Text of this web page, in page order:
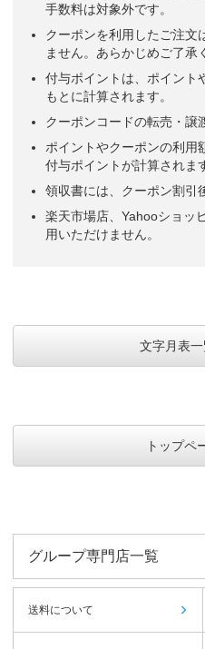
手数料は対象外です。
クーポンを利用したご注文
ません。あらかじめご了承
付与ポイントは、ポイント
もとに計算されます。
クーポンコードの転売・譲
ポイントやクーポンの利用
付与ポイントが計算されま
領収書には、クーポン割引
楽天市場店、Yahooショッ
用いただけません。
文字月表
トップペ
グループ専門店一覧
送料について